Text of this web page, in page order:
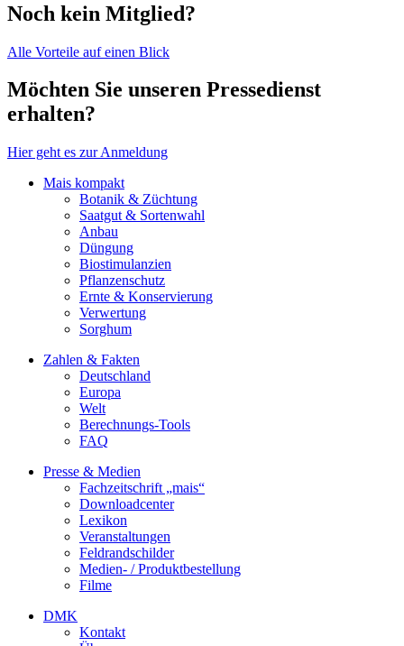
Noch kein Mitglied?
Alle Vorteile auf einen Blick
Möchten Sie unseren Pressedienst
erhalten?
Hier geht es zur Anmeldung
Mais kompakt
Botanik & Züchtung
Saatgut & Sortenwahl
Anbau
Düngung
Biostimulanzien
Pflanzenschutz
Ernte & Konservierung
Verwertung
Sorghum
Zahlen & Fakten
Deutschland
Europa
Welt
Berechnungs-Tools
FAQ
Presse & Medien
Fachzeitschrift „mais“
Downloadcenter
Lexikon
Veranstaltungen
Feldrandschilder
Medien- / Produktbestellung
Filme
DMK
Kontakt